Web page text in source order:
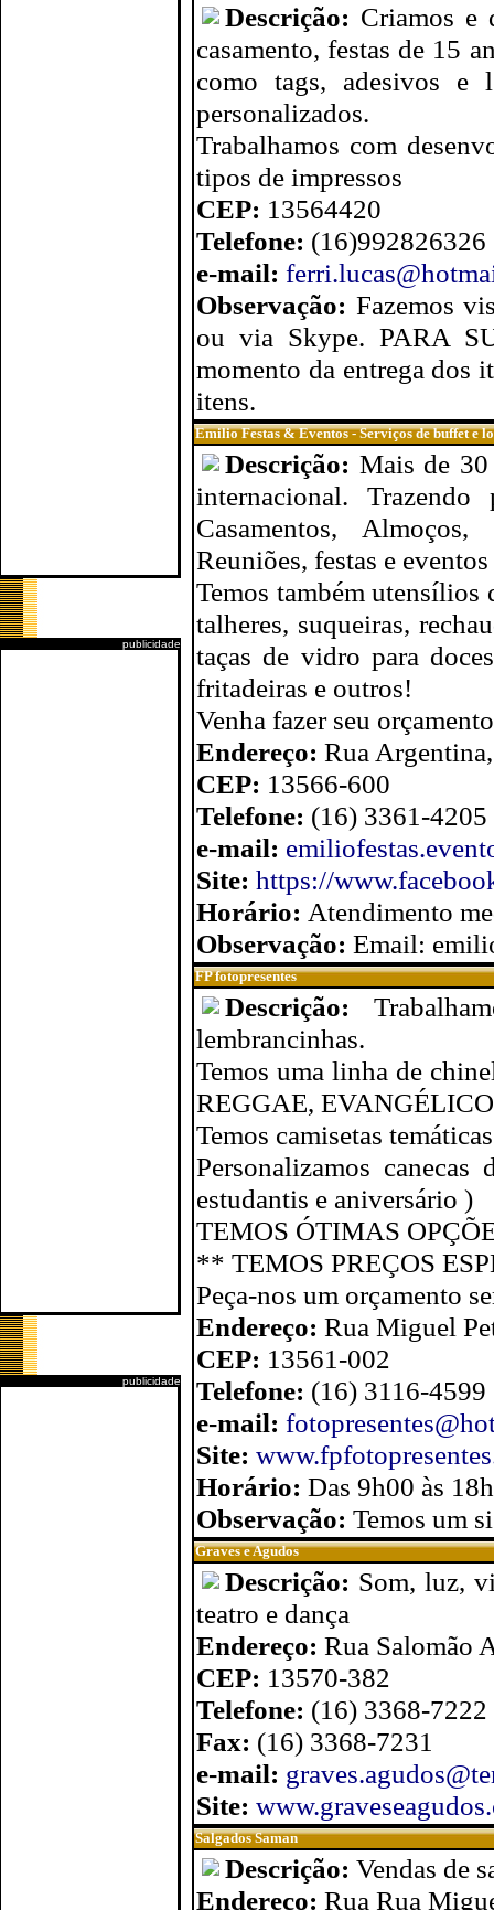
publicidade
publicidade
Descrição: Criamos e
casamento, festas de 15
como tags, adesivos e
personalizados.
Trabalhamos com
tipos de impressos
CEP: 13564420
Telefone: (16)992826326
e-mail:
Observação: Fazemos
ou via Skype. PARA
momento da entrega dos
itens.
Emilio Festas & Eventos - Serviços de buffet e
Descrição: Mais de
internacional.
Casamentos,
Reuniões, festas e
Temos também utensílios
talheres, suqueiras,
taças de vidro para
fritadeiras e outros!
Venha fazer seu
Endereço: Rua
CEP: 13566-600
Telefone: (16) 3361-
e-mail:
Site: https://
Horário: Atendimento
Observação: Email:
FP fotopresentes
Descrição:
lembrancinhas.
Temos uma linha de
REGGAE,
Temos camisetas
Personalizamos
estudantis e aniversário )
TEMOS ÓTIMAS
** TEMOS PREÇOS
Peça-nos um orçamento
Endereço: Rua Miguel
CEP: 13561-002
Telefone: (16) 3116-4599
e-mail:
Site:
Horário: Das 9h00 às
Observação: Temos um
Graves e Agudos
Descrição: Som, luz,
teatro e dança
Endereço: Rua Salomão
CEP: 13570-382
Telefone: (16) 3368-7222
Fax: (16) 3368-7231
e-mail:
Site:
Salgados Saman
Descrição: Vendas de
Endereço: Rua Rua